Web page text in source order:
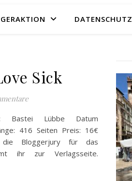
DATENSCHUTZ
Sick
Bastei Lübbe Datum
416 Seiten Preis: 16€
Bloggerjury für das
ihr zur Verlagsseite.